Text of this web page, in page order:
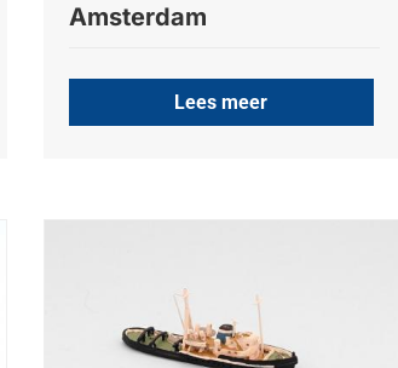
Amsterdam
Lees meer